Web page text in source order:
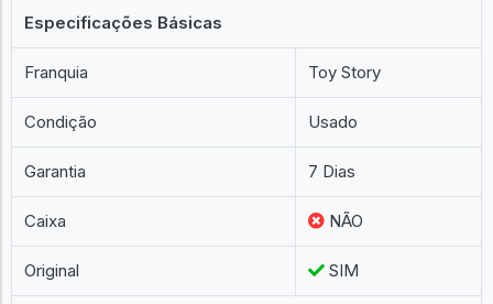
Especificações Básicas
Franquia Toy Story
Condição Usado
Garantia 7 Dias
Caixa NÃO
Original SIM